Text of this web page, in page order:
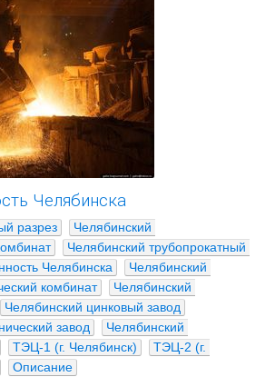
Челябинска
разрез
Челябинский
Челябинский трубопрокатный
Челябинска
Челябинский
комбинат
Челябинский
Челябинский цинковый завод
завод
Челябинский
ТЭЦ-1 (г. Челябинск)
ТЭЦ-2 (г.
Описание